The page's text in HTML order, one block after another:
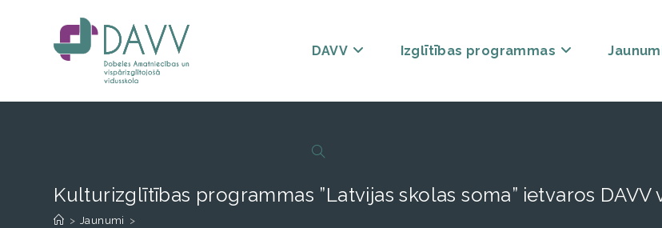
DAVV Izglītības programmas
Kulturizglītības programmas ”Latvijas skolas soma” ietvaros DAVV
> Jaunumi >